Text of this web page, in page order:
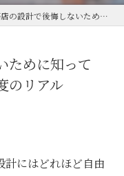
で後悔しないために知っておきたい費用相場と自由度のリアル
ために知って
のリアル
計にはどれほど自由